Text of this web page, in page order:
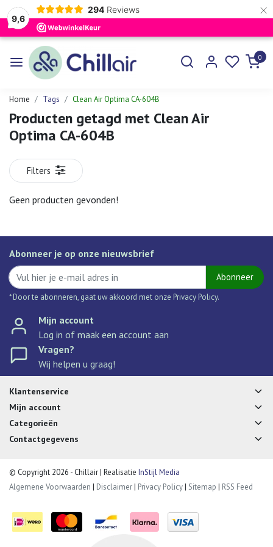
9,6
294 Reviews ×
0
Home Tags Clean Air Optima CA-604B
Producten getagd met Clean Air
Optima CA-604B
Filters
Geen producten gevonden!
Abonneer je op onze nieuwsbrief
Abonneer
* Door te abonneren, gaat uw akkoord met onze Privacy Policy.
Mijn account
Log in of maak een account aan
Vragen?
Wij helpen u graag!
Klantenservice
Mijn account
Categorieën
Contactgegevens
© Copyright 2026 - Chillair | Realisatie InStijl Media
Algemene Voorwaarden | Disclaimer| Privacy Policy| Sitemap | RSS Feed